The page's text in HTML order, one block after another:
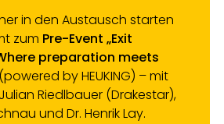
in den Austausch starten
zum Pre-Event „Exit
preparation meets
(powered by HEUKING) – mit
Riedlbauer (Drakestar),
und Dr. Henrik Lay.